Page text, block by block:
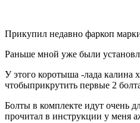
Прикупил недавно фаркоп
Раньше мной уже были
У этого коротыша -лада калина
чтобыприкрутить первые 2
Болты в комплекте идут очень
прочитал в инструкции у меня